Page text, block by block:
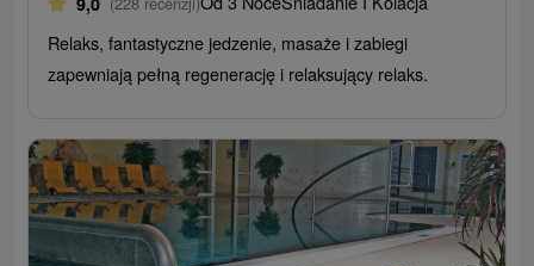
Relaks, fantastyczne jedzenie, masaże i zabiegi
zapewniają pełną regenerację i relaksujący relaks.